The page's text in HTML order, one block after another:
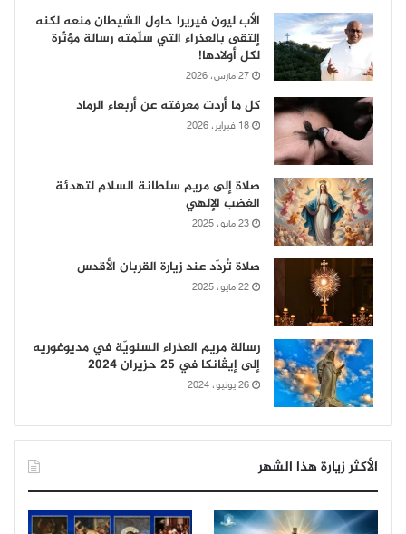
الأب ليون فيريرا حاول الشيطان منعه لكنه
إلتقى بالعذراء التي سلّمته رسالة مؤثّرة
لكل أولادها!
27 مارس، 2026
كل ما أردت معرفته عن أربعاء الرماد
18 فبراير، 2026
صلاة إلى مريم سلطانة السلام لتهدئة
الغضب الإلهي
23 مايو، 2025
صلاة تُردّد عند زيارة القربان الأقدس
22 مايو، 2025
رسالة مريم العذراء السنويّة في مديوغوريه
إلى إيڤانكا في 25 حزيران 2024
26 يونيو، 2024
الأكثر زيارة هذا الشهر